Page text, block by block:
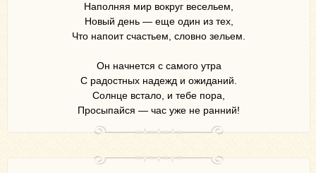
Наполняя мир вокруг весельем,
Новый день — еще один из тех,
Что напоит счастьем, словно зельем.
Он начнется с самого утра
С радостных надежд и ожиданий.
Солнце встало, и тебе пора,
Просыпайся — час уже не ранний!